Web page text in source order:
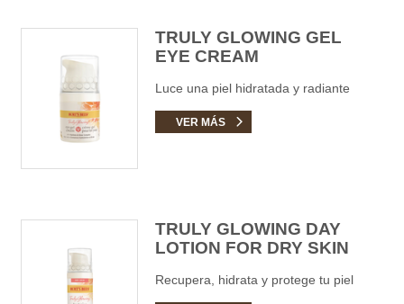
TRULY GLOWING GEL
EYE CREAM
Luce una piel hidratada y radiante
VER MÁS
TRULY GLOWING DAY
LOTION FOR DRY SKIN
Recupera, hidrata y protege tu piel